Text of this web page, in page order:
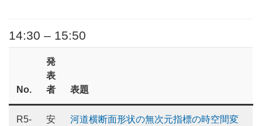
14:30 – 15:50
No.
発
表
者
表題
R5-
安
河道横断面形状の無次元指標の時空間変